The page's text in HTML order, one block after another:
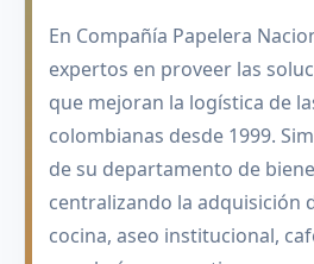
En Compañía Papelera
expertos en proveer las
que mejoran la logística de
colombianas desde 1999.
de su departamento de
centralizando la adquisición
cocina, aseo institucional,